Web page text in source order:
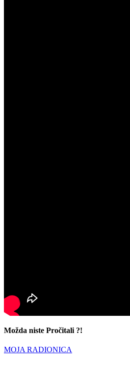
Možda niste Pročitali ?!
MOJA RADIONICA